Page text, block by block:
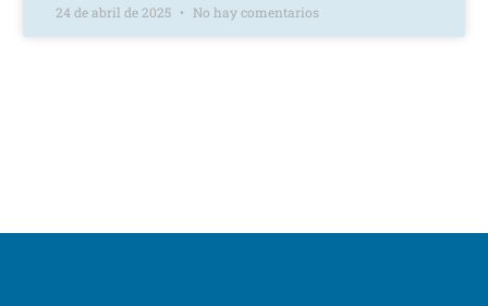
24 de abril de 2025 No hay comentarios